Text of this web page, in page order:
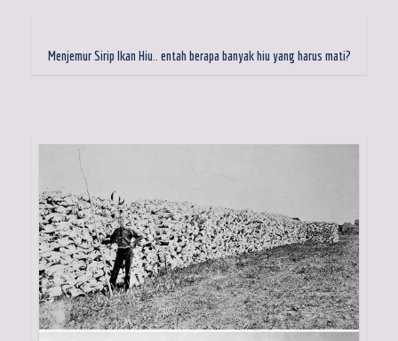
Menjemur Sirip Ikan Hiu.. entah berapa banyak hiu yang harus mati?